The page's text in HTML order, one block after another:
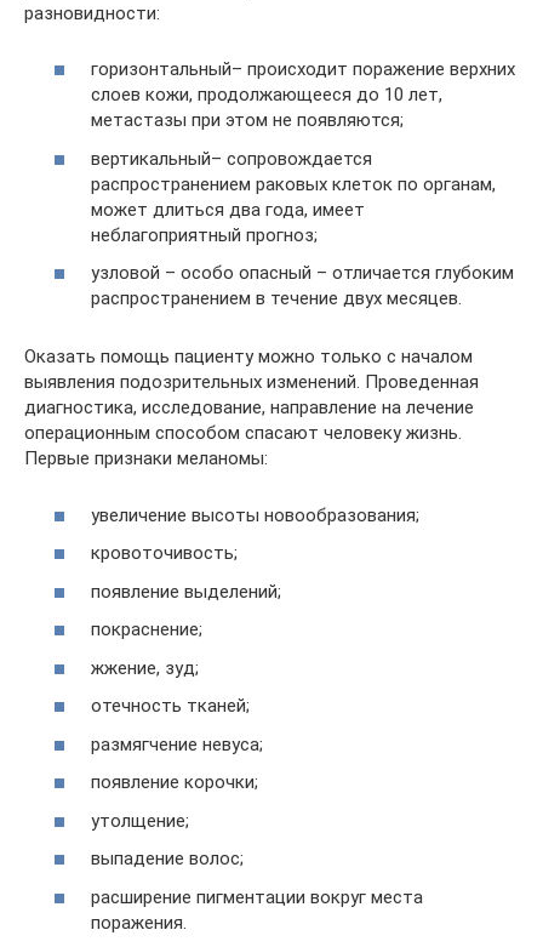
разновидности:
горизонтальный– происходит поражение верхних
слоев кожи, продолжающееся до 10 лет,
метастазы при этом не появляются;
вертикальный– сопровождается
распространением раковых клеток по органам,
может длиться два года, имеет
неблагоприятный прогноз;
узловой – особо опасный – отличается глубоким
распространением в течение двух месяцев.
Оказать помощь пациенту можно только с началом
выявления подозрительных изменений. Проведенная
диагностика, исследование, направление на лечение
операционным способом спасают человеку жизнь.
Первые признаки меланомы:
увеличение высоты новообразования;
кровоточивость;
появление выделений;
покраснение;
жжение, зуд;
отечность тканей;
размягчение невуса;
появление корочки;
утолщение;
выпадение волос;
расширение пигментации вокруг места
поражения.